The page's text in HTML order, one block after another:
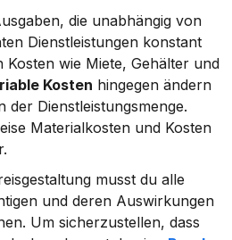
die unabhängig von
Dienstleistungen konstant
Kosten wie Miete, Gehälter und
Kosten hingegen ändern
der Dienstleistungsmenge.
Materialkosten und Kosten
musst du alle
und deren Auswirkungen
Um sicherzustellen, dass